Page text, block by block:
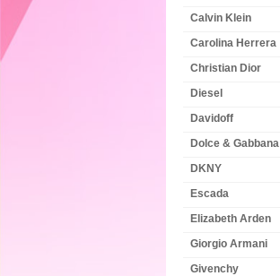
Calvin Klein
Carolina Herrera
Christian Dior
Diesel
Davidoff
Dolce & Gabbana
DKNY
Escada
Elizabeth Arden
Giorgio Armani
Givenchy